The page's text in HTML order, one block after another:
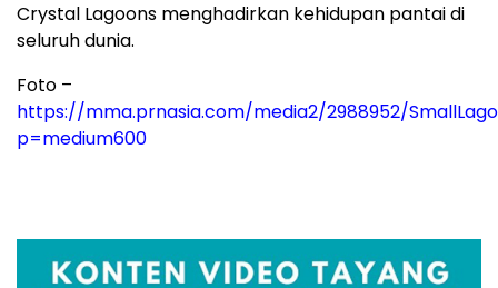
Crystal Lagoons menghadirkan kehidupan pantai di
seluruh dunia.
Foto –
https://mma.prnasia.com/media2/2988952/
p=medium600